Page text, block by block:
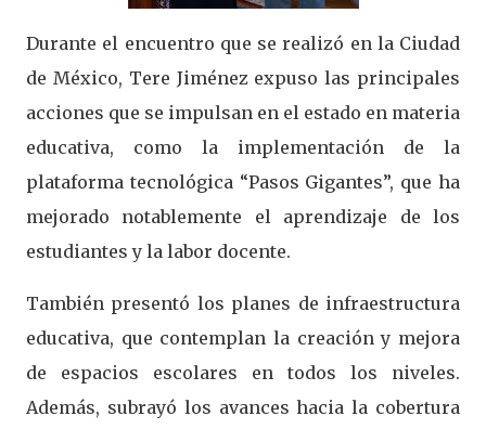
Durante el encuentro que se realizó en la Ciudad
de México, Tere Jiménez expuso las principales
acciones que se impulsan en el estado en materia
educativa, como la implementación de la
plataforma tecnológica “Pasos Gigantes”, que ha
mejorado notablemente el aprendizaje de los
estudiantes y la labor docente.
También presentó los planes de infraestructura
educativa, que contemplan la creación y mejora
de espacios escolares en todos los niveles.
Además, subrayó los avances hacia la cobertura